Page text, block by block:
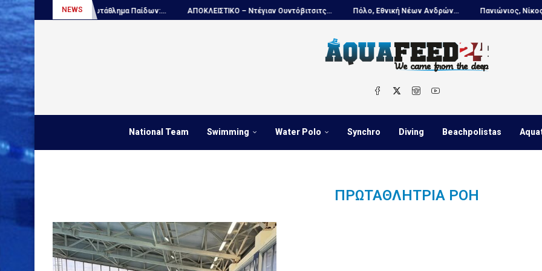
NEWS
Πόλο, Παγκόσμιο πρωτάθλημα Παίδων:... ΑΠΟΚΛΕΙΣΤΙΚΟ – Ντέγιαν Ουντόβιτσιτς... Πόλο, Εθνική Νέων Ανδρών... Πανιώνιος, Νίκος
National Team Swimming Water Polo Synchro Diving Beachpolistas
ΠΡΩΤΑΘΛΉΤΡΙΑ ΡΟΉ